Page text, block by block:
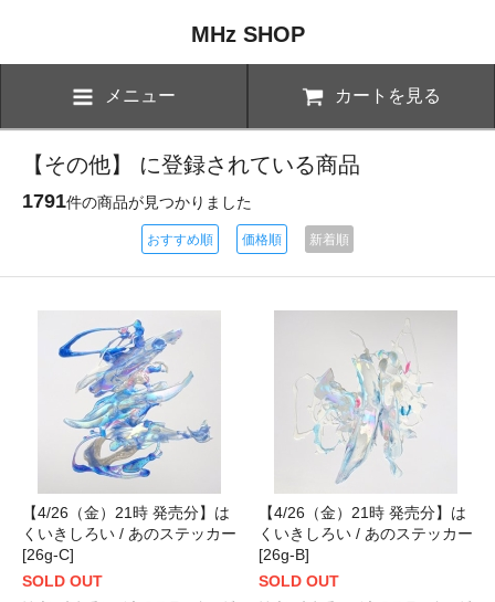
MHz SHOP
メニュー カートを見る
【その他】 に登録されている商品
1791件の商品が見つかりました
おすすめ順 価格順 新着順
【4/26（金）21時 発売分】は
くいきしろい / あのステッカー
[26g-C]
SOLD OUT
【4/26（金）21時 発売分】は
くいきしろい / あのステッカー
[26g-B]
SOLD OUT